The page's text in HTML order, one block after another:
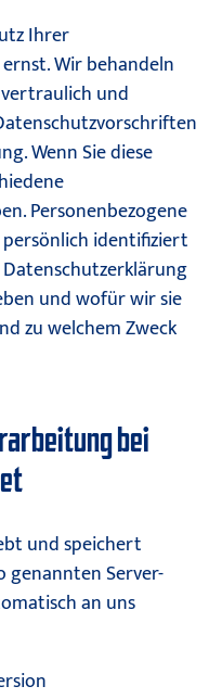
Ihrer
Wir behandeln
und
Wenn Sie diese
Personenbezogene
identifiziert
und wofür wir sie
zu welchem Zweck
bei
und speichert
Server-
an uns